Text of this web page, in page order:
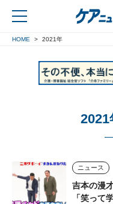
HOME 2021年
ニュース
吉本の漫
「笑って